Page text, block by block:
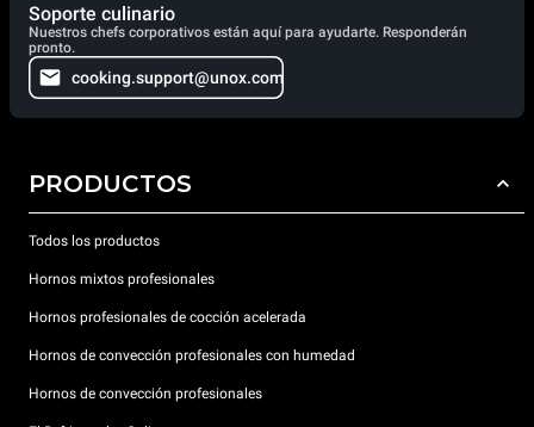
Soporte culinario
Nuestros chefs corporativos están aquí para ayudarte. Responderán
pronto.
cooking.support@unox.com
PRODUCTOS
Todos los productos
Hornos mixtos profesionales
Hornos profesionales de cocción acelerada
Hornos de convección profesionales con humedad
Hornos de convección profesionales